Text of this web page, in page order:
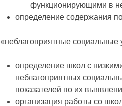
функционирующими в
определение содержания
«неблагоприятные
определение школ с
неблагоприятных
показателей по их
организация работы со